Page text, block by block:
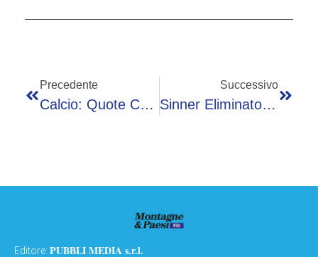
Precedente
Calcio: Quote Champions, Per Sisal.it Avanti Il Psg A 1,70
Successivo
Sinner Eliminato, Fazio Triste Per Jannik Al Roland Garros
Editore: PUBBLI MEDIA s.r.l.